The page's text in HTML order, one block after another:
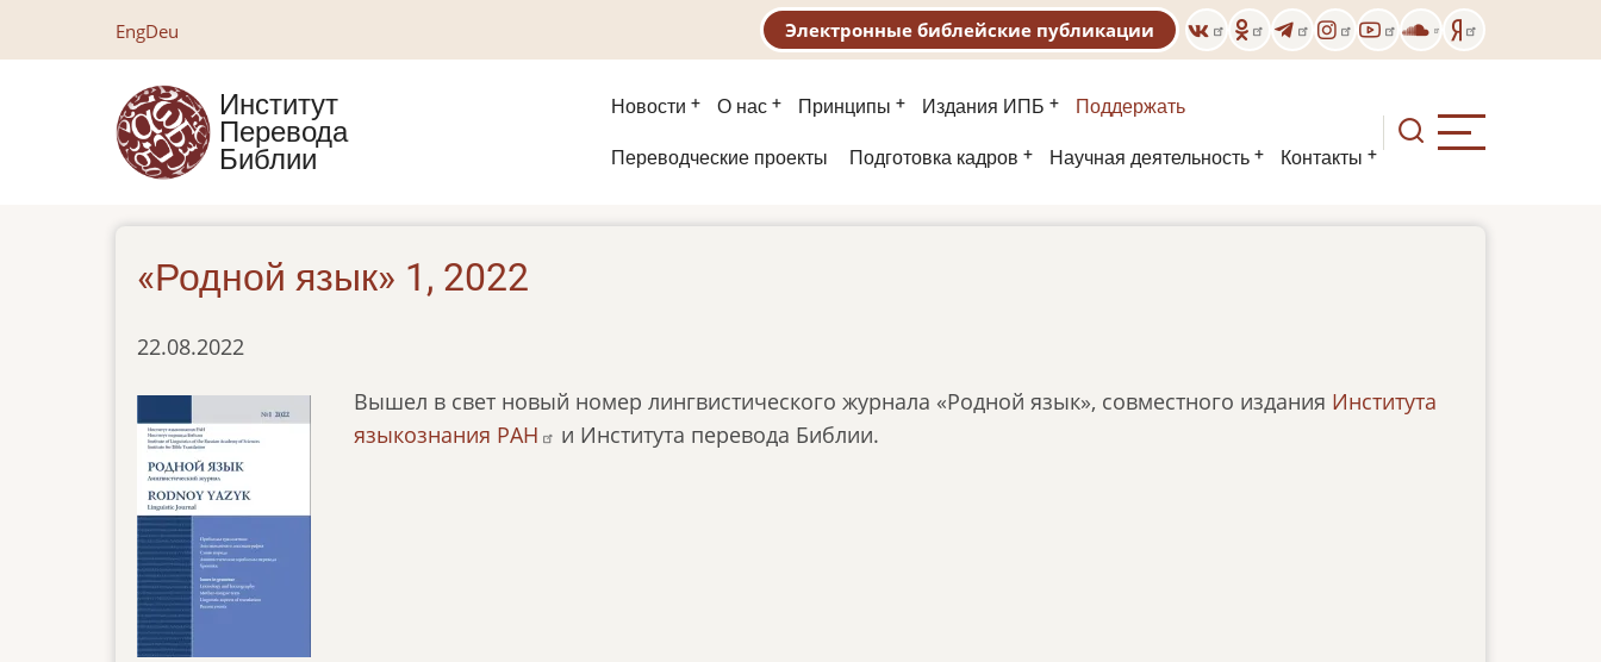
содержанию
EngDeu Электронные библейские публикации
Институт
Перевода
Библии
Основная
навигация
Новости О нас Принципы Издания ИПБ Поддержать
Второе
Переводческие проекты Подготовка кадров Научная деятельность Контакты
«Родной язык» 1, 2022
22.08.2022
Вышел в свет новый номер лингвистического журнала «Родной язык», совместного издания Института
языкознания РАН
и Института перевода Библии.